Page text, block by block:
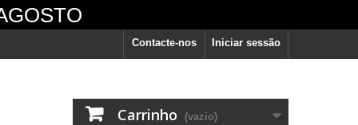
Iniciar sessão
Contacte-nos
Carrinho (vazio)